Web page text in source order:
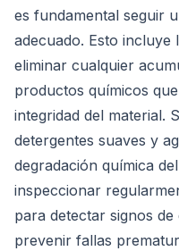
es fundamental seguir
adecuado. Esto incluye
eliminar cualquier
productos químicos
integridad del material.
detergentes suaves y
degradación química
inspeccionar
para detectar signos
prevenir fallas